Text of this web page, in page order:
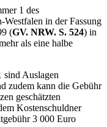
1 des
Westfalen in der Fassung
(GV. NRW. S. 524) in
als eine halbe
sind Auslagen
zudem kann die Gebühr
geschätzten
Kostenschuldner
3 000 Euro